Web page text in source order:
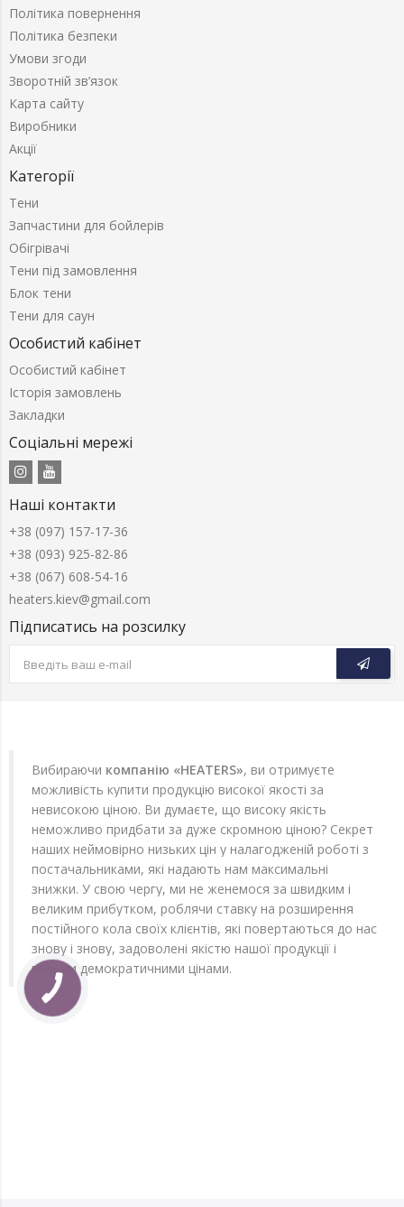
Політика повернення
Політика безпеки
Умови згоди
Зворотній зв’язок
Карта сайту
Виробники
Акції
Категорії
Тени
Запчастини для бойлерів
Обігрівачі
Тени під замовлення
Блок тени
Тени для саун
Особистий кабінет
Особистий кабінет
Історія замовлень
Закладки
Соціальні мережі
Наші контакти
+38 (097) 157-17-36
+38 (093) 925-82-86
+38 (067) 608-54-16
heaters.kiev@gmail.com
Підписатись на розсилку
Вибираючи компанію «HEATERS», ви отримуєте
можливість купити продукцію високої якості за
невисокою ціною. Ви думаєте, що високу якість
неможливо придбати за дуже скромною ціною? Секрет
наших неймовірно низьких цін у налагодженій роботі з
постачальниками, які надають нам максимальні
знижки. У свою чергу, ми не женемося за швидким і
великим прибутком, роблячи ставку на розширення
постійного кола своїх клієнтів, які повертаються до нас
знову і знову, задоволені якістю нашої продукції і
вельми демократичними цінами.